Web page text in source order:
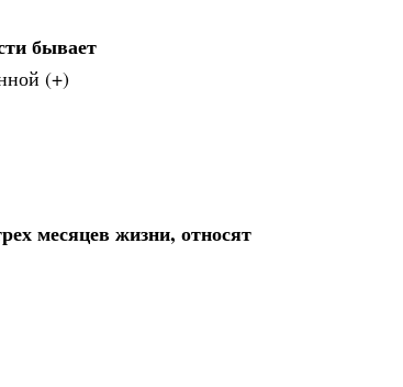
бывает
(+)
месяцев жизни, относят